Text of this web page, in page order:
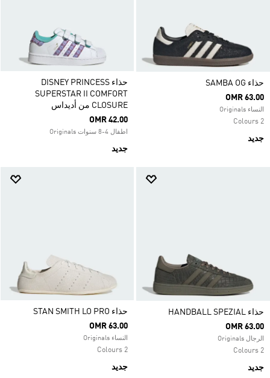
حذاء SAMBA OG
OMR 63.00
النساء Originals
2 Colours
جديد
حذاء DISNEY PRINCESS
SUPERSTAR II COMFORT
CLOSURE من أديداس
OMR 42.00
اطفال 4-8 سنوات Originals
جديد
حذاء HANDBALL SPEZIAL
OMR 63.00
الرجال Originals
2 Colours
جديد
حذاء STAN SMITH LO PRO
OMR 63.00
النساء Originals
2 Colours
جديد